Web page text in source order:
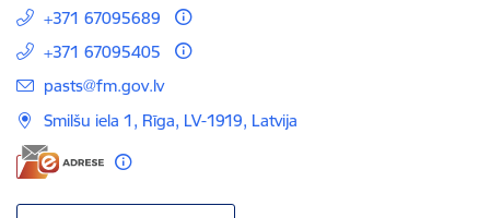
+371 67095689
+371 67095405
E-pasts:
pasts@fm.gov.lv
Smilšu iela 1, Rīga, LV-1919, Latvija